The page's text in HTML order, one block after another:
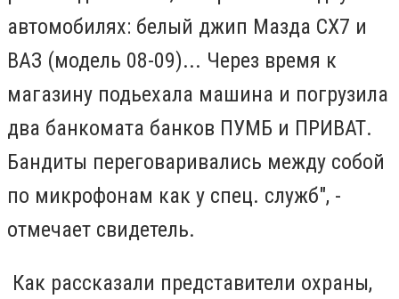
автомобилях: белый джип Мазда СХ7 и
ВАЗ (модель 08-09)... Через время к
магазину подьехала машина и погрузила
два банкомата банков ПУМБ и ПРИВАТ.
Бандиты переговаривались между собой
по микрофонам как у спец. служб", -
отмечает свидетель.
Как рассказали представители охраны,